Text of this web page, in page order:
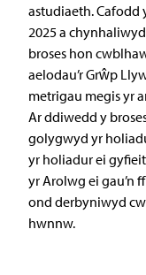
astudiaeth. Cafodd
2025 a
broses hon
aelodau’r Grŵp
metrigau megis yr
Ar ddiwedd y
golygwyd yr
yr holiadur ei
yr Arolwg ei gau’n
ond derbyniwyd
hwnnw.